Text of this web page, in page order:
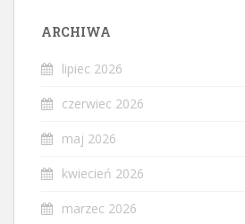
ARCHIWA
lipiec 2026
czerwiec 2026
maj 2026
kwiecień 2026
marzec 2026